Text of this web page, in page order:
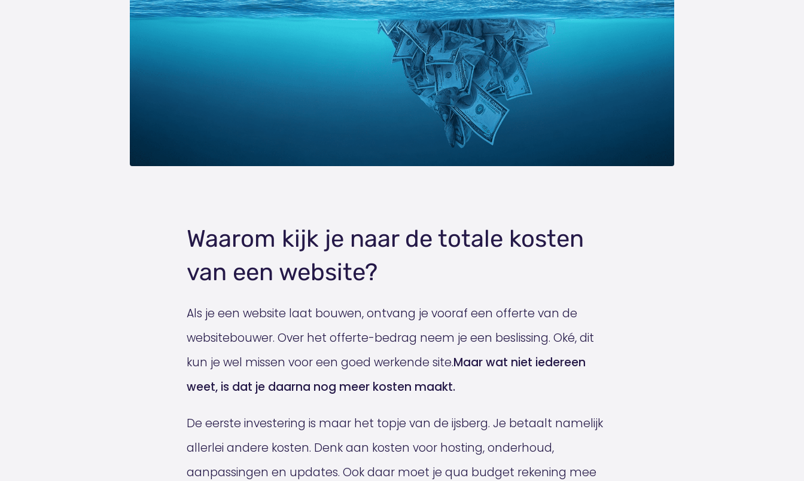
Waarom kijk je naar de totale kosten
van een website?
Als je een website laat bouwen, ontvang je vooraf een offerte van de
websitebouwer. Over het offerte-bedrag neem je een beslissing. Oké, dit
kun je wel missen voor een goed werkende site.Maar wat niet iedereen
weet, is dat je daarna nog meer kosten maakt.
De eerste investering is maar het topje van de ijsberg. Je betaalt namelijk
allerlei andere kosten. Denk aan kosten voor hosting, onderhoud,
aanpassingen en updates. Ook daar moet je qua budget rekening mee